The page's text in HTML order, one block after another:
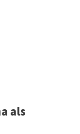
als